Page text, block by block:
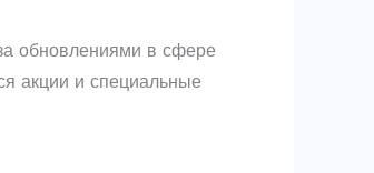
обновлениями в сфере
акции и специальные